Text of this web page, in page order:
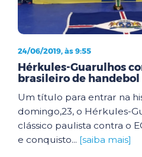
24/06/2019, às 9:55
Hérkules-Guarulhos
brasileiro de
Um título para entrar na
domingo,23, o Hérkules-
clássico paulista contra o
e conquisto... [saiba mais]